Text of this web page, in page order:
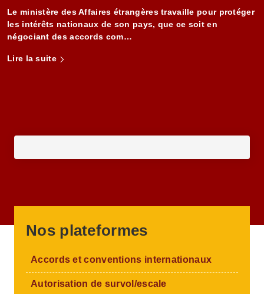
Le ministère des Affaires étrangères travaille pour protéger
les intérêts nationaux de son pays, que ce soit en
négociant des accords com…
Lire la suite
Nos plateformes
Accords et conventions internationaux
Autorisation de survol/escale